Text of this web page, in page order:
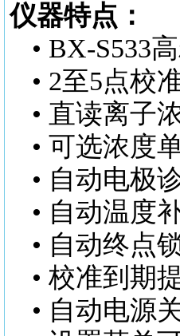
仪器特点：
• BX-S533
• 2至5点校
• 直读离子
• 可选浓度
• 自动电极
• 自动温度
• 自动终点
• 校准到期
• 自动电源